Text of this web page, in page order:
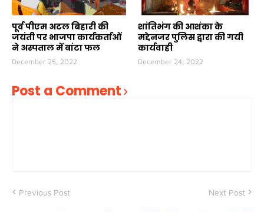
पूर्व पीएम अटल बिहारी की
जयंती पर भाजपा कार्यकर्ताओं
ने अस्पताल में बांटा फल
December 25, 2022
शांतिभंग की आशंका के
मद्देनजर पुलिस द्वारा की गयी
कार्यवाही
December 24, 2022
Post a Comment
Previous Post Next Post